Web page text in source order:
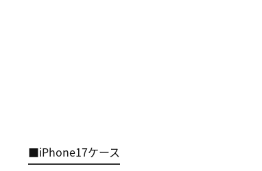
■iPhone17ケース